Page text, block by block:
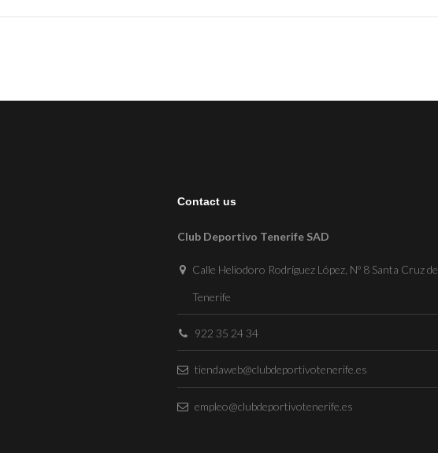
Contact us
Club Deportivo Tenerife SAD
Calle Heliodoro Rodríguez López, Nº 8 Santa Cruz de
Tenerife
922 35 24 34
tiendaweb@clubdeportivotenerife.es
empleo@clubdeportivotenerife.es